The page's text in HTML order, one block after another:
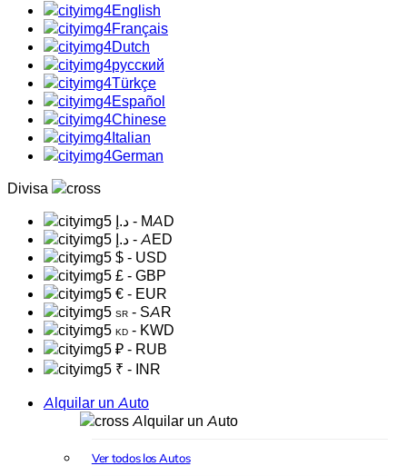
English
Français
Dutch
русский
Türkçe
Español
Chinese
Italian
German
Divisa
د.إ - MAD
د.إ - AED
$ - USD
£ - GBP
€ - EUR
SR - SAR
KD - KWD
₽ - RUB
₹ - INR
Alquilar un Auto
Alquilar un Auto
Ver todos los Autos